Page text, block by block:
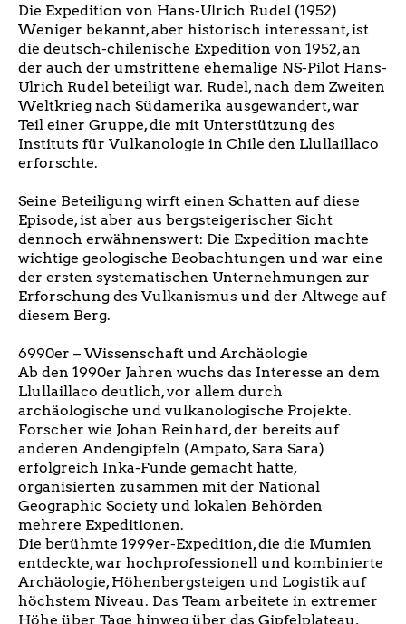
Die Expedition von Hans-Ulrich Rudel (1952)
Weniger bekannt, aber historisch interessant, ist
die deutsch-chilenische Expedition von 1952, an
der auch der umstrittene ehemalige NS-Pilot Hans-
Ulrich Rudel beteiligt war. Rudel, nach dem Zweiten
Weltkrieg nach Südamerika ausgewandert, war
Teil einer Gruppe, die mit Unterstützung des
Instituts für Vulkanologie in Chile den Llullaillaco
erforschte.
Seine Beteiligung wirft einen Schatten auf diese
Episode, ist aber aus bergsteigerischer Sicht
dennoch erwähnenswert: Die Expedition machte
wichtige geologische Beobachtungen und war eine
der ersten systematischen Unternehmungen zur
Erforschung des Vulkanismus und der Altwege auf
diesem Berg.
6990er – Wissenschaft und Archäologie
Ab den 1990er Jahren wuchs das Interesse an dem
Llullaillaco deutlich, vor allem durch
archäologische und vulkanologische Projekte.
Forscher wie Johan Reinhard, der bereits auf
anderen Andengipfeln (Ampato, Sara Sara)
erfolgreich Inka-Funde gemacht hatte,
organisierten zusammen mit der National
Geographic Society und lokalen Behörden
mehrere Expeditionen.
Die berühmte 1999er-Expedition, die die Mumien
entdeckte, war hochprofessionell und kombinierte
Archäologie, Höhenbergsteigen und Logistik auf
höchstem Niveau. Das Team arbeitete in extremer
Höhe über Tage hinweg über das Gipfelplateau,